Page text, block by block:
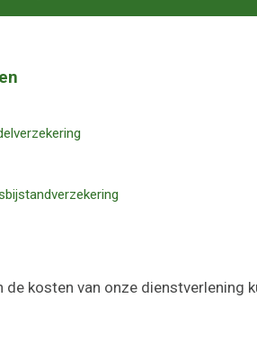
kosten van onze dienstverlening